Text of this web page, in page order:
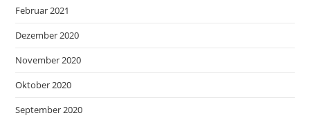
Februar 2021
Dezember 2020
November 2020
Oktober 2020
September 2020